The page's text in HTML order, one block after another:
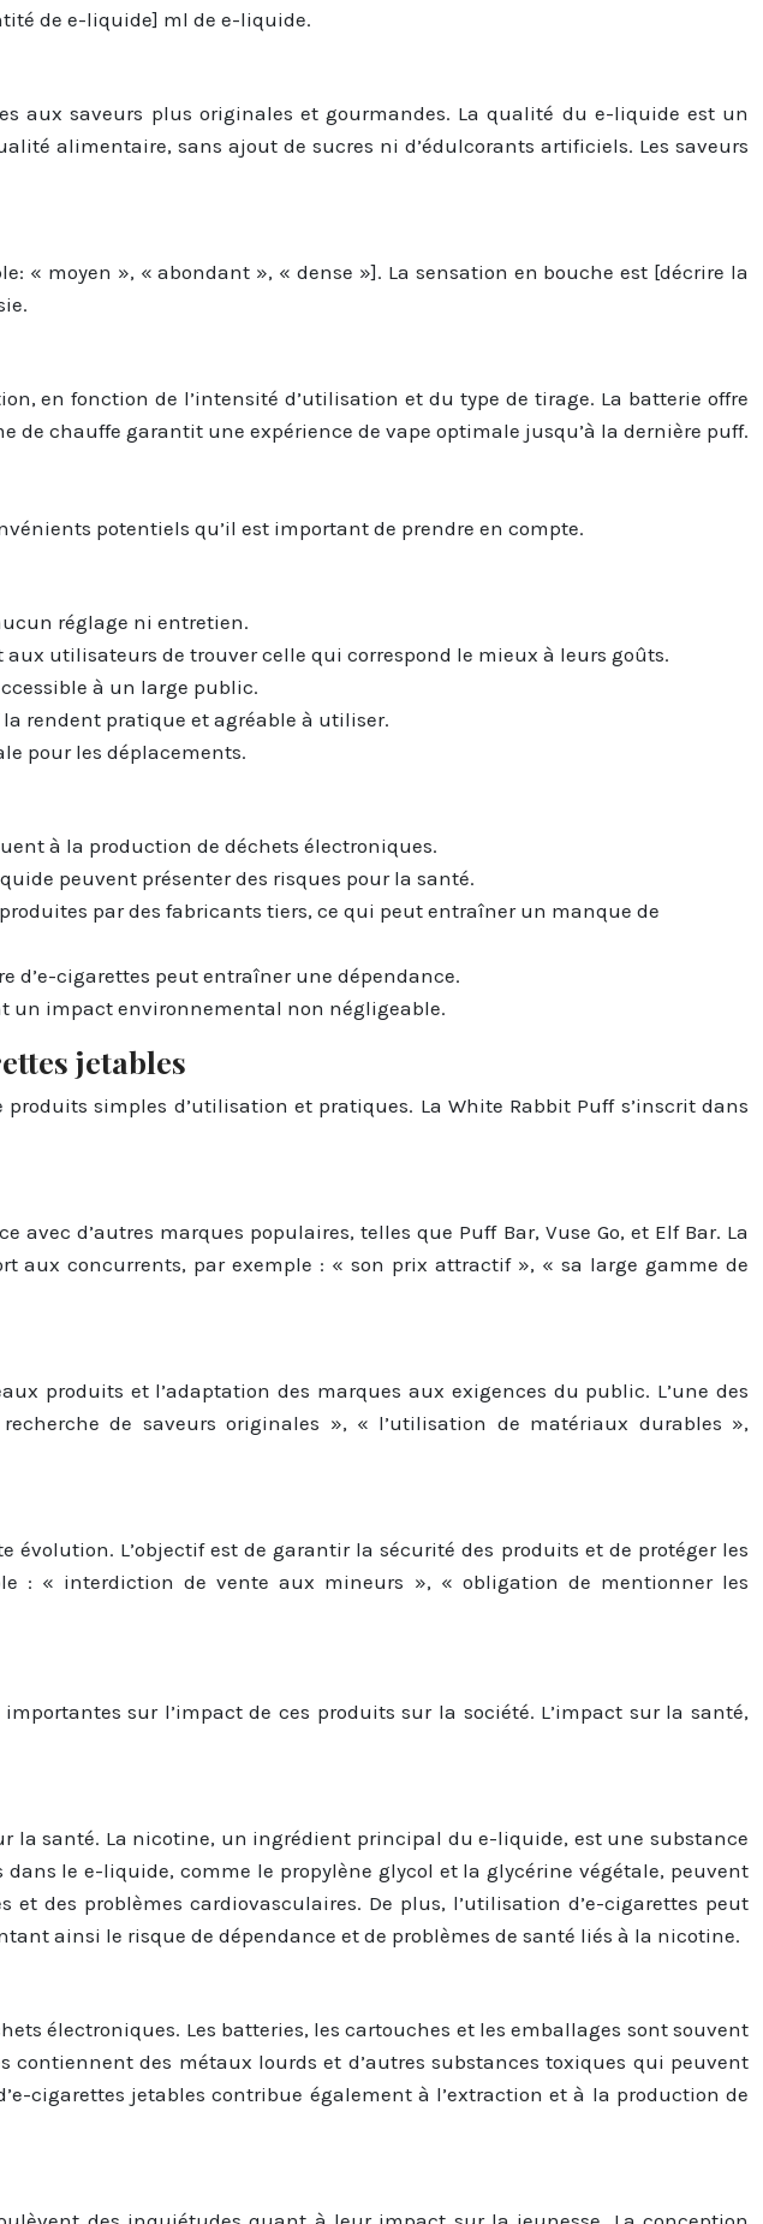
de e-liquide] ml de e-liquide.
aux saveurs plus originales et gourmandes. La qualité du e-liquide est un
alimentaire, sans ajout de sucres ni d’édulcorants artificiels. Les saveurs
« moyen », « abondant », « dense »]. La sensation en bouche est [décrire la
en fonction de l’intensité d’utilisation et du type de tirage. La batterie offre
chauffe garantit une expérience de vape optimale jusqu’à la dernière puff.
potentiels qu’il est important de prendre en compte.
réglage ni entretien.
utilisateurs de trouver celle qui correspond le mieux à leurs goûts.
à un large public.
rendent pratique et agréable à utiliser.
pour les déplacements.
à la production de déchets électroniques.
peuvent présenter des risques pour la santé.
par des fabricants tiers, ce qui peut entraîner un manque de
d’e-cigarettes peut entraîner une dépendance.
un impact environnemental non négligeable.
jetables
simples d’utilisation et pratiques. La White Rabbit Puff s’inscrit dans
d’autres marques populaires, telles que Puff Bar, Vuse Go, et Elf Bar. La
aux concurrents, par exemple : « son prix attractif », « sa large gamme de
produits et l’adaptation des marques aux exigences du public. L’une des
de saveurs originales », « l’utilisation de matériaux durables »,
L’objectif est de garantir la sécurité des produits et de protéger les
: « interdiction de vente aux mineurs », « obligation de mentionner les
sur l’impact de ces produits sur la société. L’impact sur la santé,
la santé. La nicotine, un ingrédient principal du e-liquide, est une substance
le e-liquide, comme le propylène glycol et la glycérine végétale, peuvent
des problèmes cardiovasculaires. De plus, l’utilisation d’e-cigarettes peut
ainsi le risque de dépendance et de problèmes de santé liés à la nicotine.
électroniques. Les batteries, les cartouches et les emballages sont souvent
des métaux lourds et d’autres substances toxiques qui peuvent
cigarettes jetables contribue également à l’extraction et à la production de